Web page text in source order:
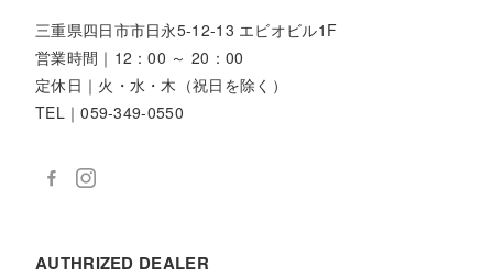
三重県四日市市日永5-12-13 エビオビル1F
営業時間｜12：00 ～ 20：00
定休日｜火・水・木（祝日を除く）
TEL｜059-349-0550
AUTHRIZED DEALER